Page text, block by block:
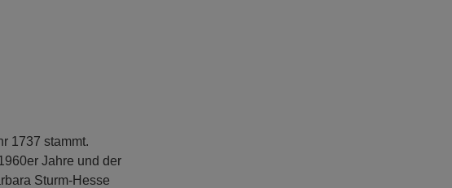
1737 stammt.
Jahre und der
Sturm-Hesse